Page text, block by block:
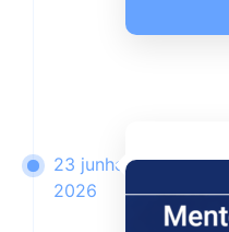
23 junho
2026